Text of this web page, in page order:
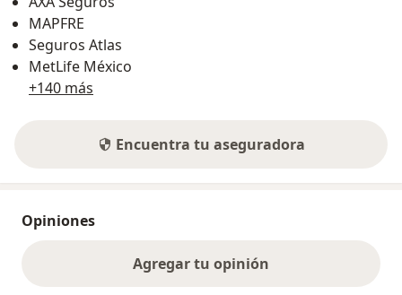
MAPFRE
Seguros Atlas
MetLife México
+140 más
Encuentra tu aseguradora
Opiniones
Agregar tu opinión